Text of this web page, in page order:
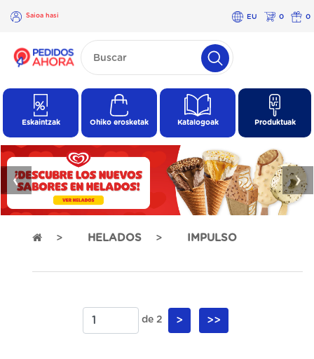
Saioa hasi EU 0 0
×
Saioa
Eskaintzak Ohiko erosketak Katalogoak Produktuak
❮ ❯
HELADOS IMPULSO
de 2 > >>